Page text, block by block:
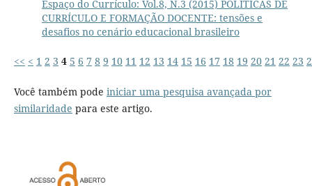
Espaço do Currículo: Vol.8, N.3 (2015) POLÍTICAS DE
CURRÍCULO E FORMAÇÃO DOCENTE: tensões e
desafios no cenário educacional brasileiro
<< < 1 2 3 4 5 6 7 8 9 10 11 12 13 14 15 16 17 18 19 20 21 22 23
Você também pode iniciar uma pesquisa avançada por
similaridade para este artigo.